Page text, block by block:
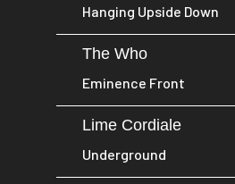
Hanging Upside Down
The Who
Eminence Front
Lime Cordiale
Underground